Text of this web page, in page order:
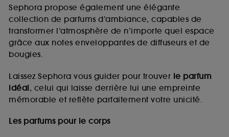
Sephora propose également une élégante
collection de parfums d’ambiance, capables de
transformer l’atmosphère de n’importe quel espace
grâce aux notes enveloppantes de diffuseurs et de
bougies.
Laissez Sephora vous guider pour trouver le parfum
idéal, celui qui laisse derrière lui une empreinte
mémorable et reflète parfaitement votre unicité.
Les parfums pour le corps
de vous plaire via des publicités, y compris sur des
sites tiers et sur les réseaux sociaux, sur la base
des pages que vous avez consultées, de votre
navigation, et de l'historique de vos interactions.
d’en améliorer la performance.
Cookies de sécurisation des paiements en ligne :
fraudes aux moyens de paiement et les
usurpations d’identité.